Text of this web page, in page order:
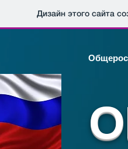
Дизайн этого сайта